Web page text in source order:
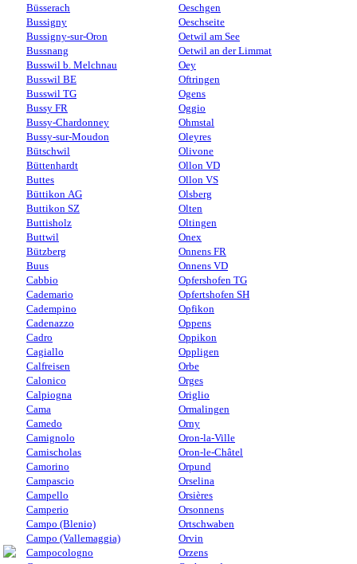
Büsserach
Bussigny
Bussigny-sur-Oron
Bussnang
Busswil b. Melchnau
Busswil BE
Busswil TG
Bussy FR
Bussy-Chardonney
Bussy-sur-Moudon
Bütschwil
Büttenhardt
Buttes
Büttikon AG
Buttikon SZ
Buttisholz
Buttwil
Bützberg
Buus
Cabbio
Cademario
Cadempino
Cadenazzo
Cadro
Cagiallo
Calfreisen
Calonico
Calpiogna
Cama
Camedo
Camignolo
Camischolas
Camorino
Campascio
Campello
Camperio
Campo (Blenio)
Campo (Vallemaggia)
Campocologno
Oeschgen
Oeschseite
Oetwil am See
Oetwil an der Limmat
Oey
Oftringen
Ogens
Oggio
Ohmstal
Oleyres
Olivone
Ollon VD
Ollon VS
Olsberg
Olten
Oltingen
Onex
Onnens FR
Onnens VD
Opfershofen TG
Opfertshofen SH
Opfikon
Oppens
Oppikon
Oppligen
Orbe
Orges
Origlio
Ormalingen
Orny
Oron-la-Ville
Oron-le-Châtel
Orpund
Orselina
Orsières
Orsonnens
Ortschwaben
Orvin
Orzens